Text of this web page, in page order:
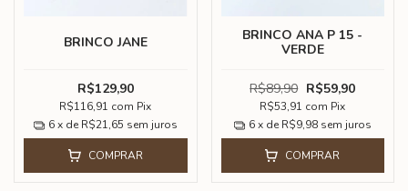
BRINCO JANE
R$129,90
R$116,91 com Pix
6 x de R$21,65 sem juros
COMPRAR
BRINCO ANA P 15 -
VERDE
R$89,90 R$59,90
R$53,91 com Pix
6 x de R$9,98 sem juros
COMPRAR